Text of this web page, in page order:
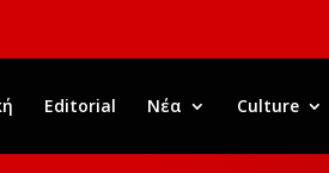
Editorial Νέα Culture